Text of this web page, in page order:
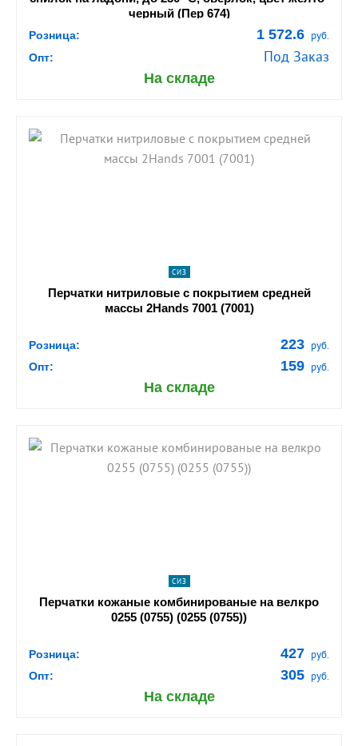
черный (Пер 674)
Розница: 1 572.6 руб.
Опт: Под Заказ
На складе
shopping_cart В КОРЗИНУ
СИЗ
Перчатки нитриловые с покрытием средней
массы 2Hands 7001 (7001)
Розница: 223 руб.
Опт: 159 руб.
На складе
shopping_cart В КОРЗИНУ
СИЗ
Перчатки кожаные комбинированые на велкро
0255 (0755) (0255 (0755))
Розница: 427 руб.
Опт: 305 руб.
На складе